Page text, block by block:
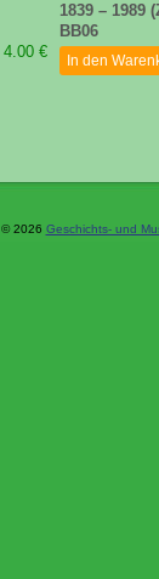
4.00 €
1839 – 1989
BB06
In den
© 2026 Geschichts- und